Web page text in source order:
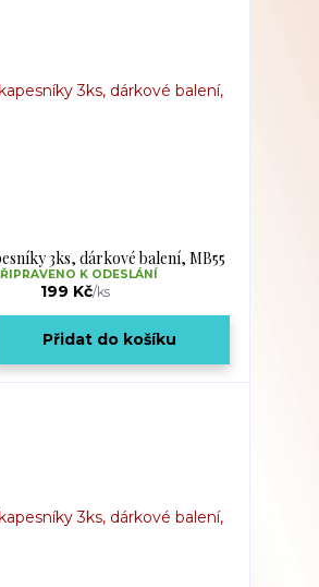
3ks, dárkové balení, MB55
199 Kč/ks
K ODESLÁNÍ
Přidat do košíku